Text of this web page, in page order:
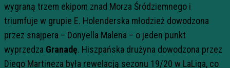
wygraną trzem ekipom znad Morza Śródziemnego i
triumfuje w grupie E. Holenderska młodzież dowodzona
przez snajpera – Donyella Malena – o jeden punkt
wyprzedza Granadę. Hiszpańska drużyna dowodzona przez
Diego Martineza była rewelacją sezonu 19/20 w LaLiga, co